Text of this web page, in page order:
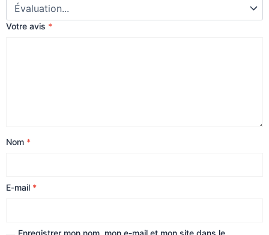
Votre avis *
Nom *
E-mail *